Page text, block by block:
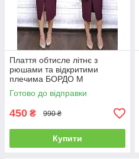
Плаття обтисле літнє з
рюшами та відкритими
плечима БОРДО М
Готово до відправки
450 ₴ 990 ₴
Купити